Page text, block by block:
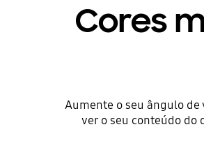
Cores
Aumente o seu ângulo de
ver o seu conteúdo do